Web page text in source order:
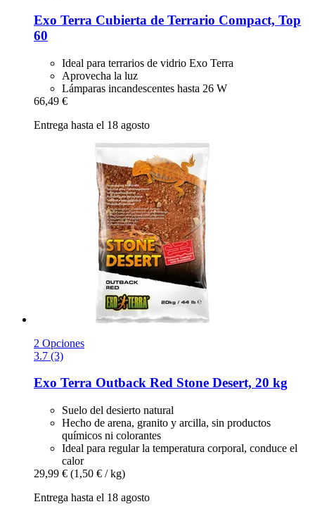
Exo Terra Cubierta de Terrario Compact, Top
60
Ideal para terrarios de vidrio Exo Terra
Aprovecha la luz
Lámparas incandescentes hasta 26 W
66,49 €
Entrega hasta el 18 agosto
2 Opciones
3.7 (3)
Exo Terra Outback Red Stone Desert, 20 kg
Suelo del desierto natural
Hecho de arena, granito y arcilla, sin productos
químicos ni colorantes
Ideal para regular la temperatura corporal, conduce el
calor
29,99 € (1,50 € / kg)
Entrega hasta el 18 agosto